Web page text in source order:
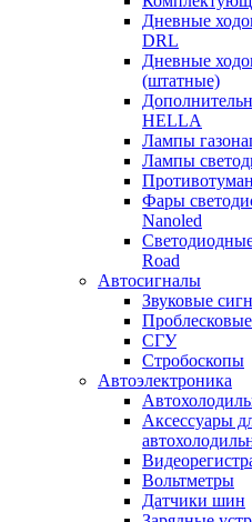
Дневные
DRL
Дневные
(штатные)
HELLA
Лампы
Лампы
Фары
Nanoled
Road
Автосигналы
Звуковые
СГУ
Стробоскопы
Автоэлектроника
Аксессуары
Вольтметры
Датчики шин